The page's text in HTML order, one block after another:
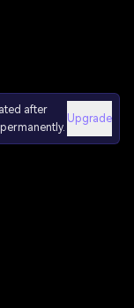
after
Upgrade